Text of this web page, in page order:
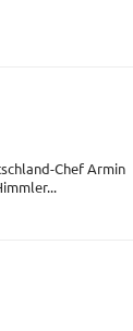
Chef Armin